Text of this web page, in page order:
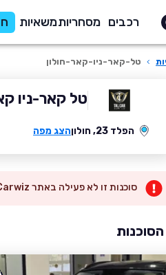
רכבים מסחריותמשאיות
› טל-קאר-ניו-קאר-חולון
טל קאר-ניו
הפלד 23, חולון הצג מפה
סוכנות זו לא פעילה באתר Carwiz, אך יש לנו המון רכבים רלוונטים עבורך באזור